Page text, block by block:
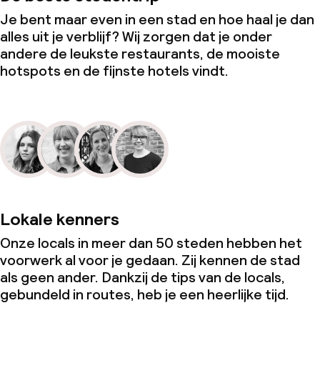
Je bent maar even in een stad en hoe haal je dan
alles uit je verblijf? Wij zorgen dat je onder
andere de leukste restaurants, de mooiste
hotspots en de fijnste hotels vindt.
Lokale kenners
Onze locals in meer dan 50 steden hebben het
voorwerk al voor je gedaan. Zij kennen de stad
als geen ander. Dankzij de tips van de locals,
gebundeld in routes, heb je een heerlijke tijd.